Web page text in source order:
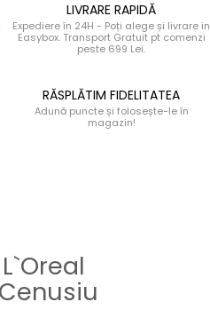
LIVRARE RAPIDĂ
Expediere în 24H - Poți alege și livrare in
Easybox. Transport Gratuit pt comenzi
peste 699 Lei.
RĂSPLĂTIM FIDELITATEA
Adună puncte și folosește-le în
magazin!